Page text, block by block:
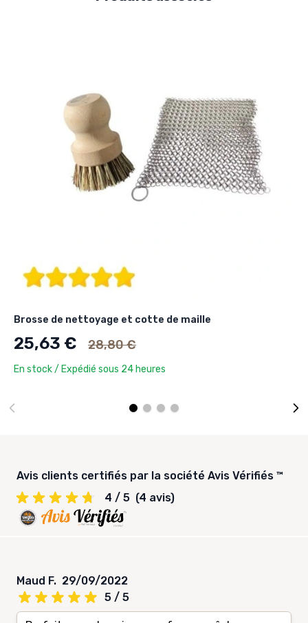
Brosse de nettoyage et cotte de maille
25,63 € Ancien prix
28,80 €
En stock / Expédié sous 24 heures
Avis clients certifiés par la société Avis Vérifiés ™
4 / 5 (4 avis)
Maud F. 29/09/2022
5 / 5